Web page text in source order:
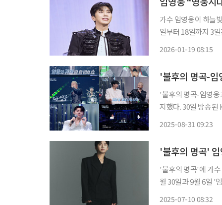
가수 임영웅이 하늘
일부터 18일까지 3
2026-01-19 08:15
'불후의 명곡-
'불후의 명곡-임영웅
지했다. 30일 방송된 KBS 2TV '불후의 명곡-임영웅과 친구들' 1부는 아티스트 임영웅과 그
2025-08-31 09:23
'불후의 명곡'에 가수 임영웅의
월 30일과 9월 6일 '임영
2025-07-10 08:32